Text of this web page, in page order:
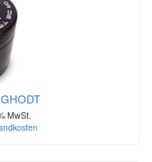
MwSt.